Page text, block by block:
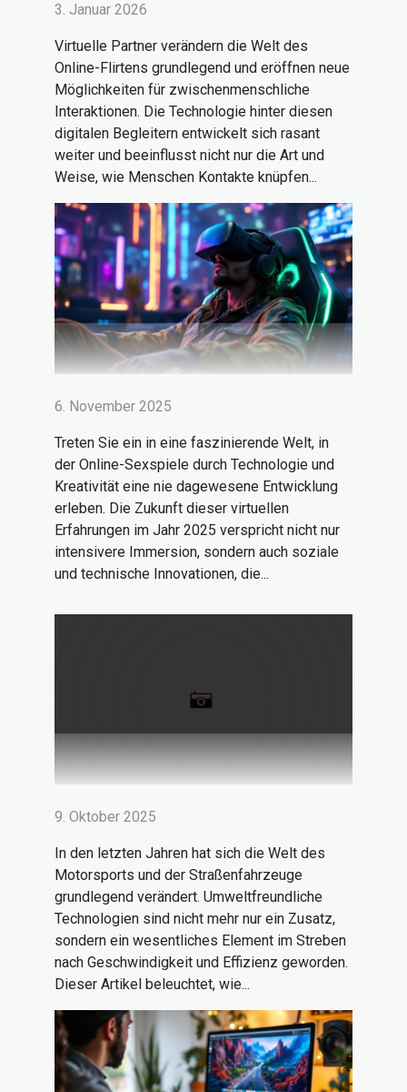
3. Januar 2026
Virtuelle Partner verändern die Welt des
Online-Flirtens grundlegend und eröffnen neue
Möglichkeiten für zwischenmenschliche
Interaktionen. Die Technologie hinter diesen
digitalen Begleitern entwickelt sich rasant
weiter und beeinflusst nicht nur die Art und
Weise, wie Menschen Kontakte knüpfen...
6. November 2025
Treten Sie ein in eine faszinierende Welt, in
der Online-Sexspiele durch Technologie und
Kreativität eine nie dagewesene Entwicklung
erleben. Die Zukunft dieser virtuellen
Erfahrungen im Jahr 2025 verspricht nicht nur
intensivere Immersion, sondern auch soziale
und technische Innovationen, die...
9. Oktober 2025
In den letzten Jahren hat sich die Welt des
Motorsports und der Straßenfahrzeuge
grundlegend verändert. Umweltfreundliche
Technologien sind nicht mehr nur ein Zusatz,
sondern ein wesentliches Element im Streben
nach Geschwindigkeit und Effizienz geworden.
Dieser Artikel beleuchtet, wie...